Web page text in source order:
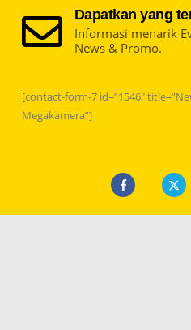
Dapatkan yang
Informasi menarik
News & Promo.
[contact-form-7 id=”1546″
Megakamera”]